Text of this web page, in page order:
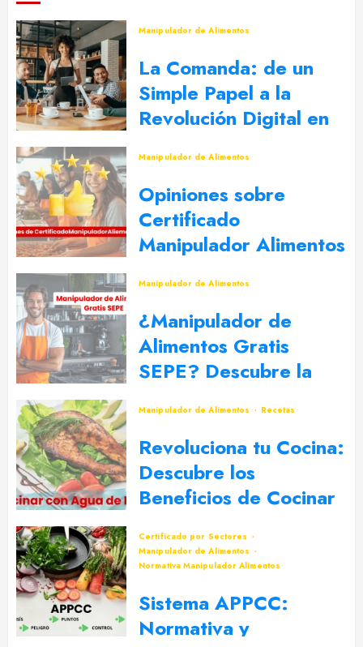
Manipulador de Alimentos
La Comanda: de un
Simple Papel a la
Revolución Digital en
Manipulador de Alimentos
Opiniones sobre
Certificado
Manipulador Alimentos
Manipulador de Alimentos
¿Manipulador de
Alimentos Gratis
SEPE? Descubre la
Manipulador de Alimentos Recetas
Revoluciona tu Cocina:
Descubre los
Beneficios de Cocinar
30 DE JULIO DE 2024 0
Certificado por Sectores
Manipulador de Alimentos
Normativa Manipulador Alimentos
Sistema APPCC:
Normativa y